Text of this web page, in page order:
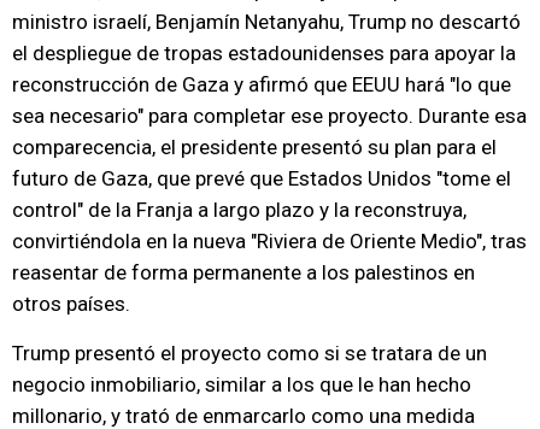
ministro israelí, Benjamín Netanyahu, Trump no descartó
el despliegue de tropas estadounidenses para apoyar la
reconstrucción de Gaza y afirmó que EEUU hará "lo que
sea necesario" para completar ese proyecto. Durante esa
comparecencia, el presidente presentó su plan para el
futuro de Gaza, que prevé que Estados Unidos "tome el
control" de la Franja a largo plazo y la reconstruya,
convirtiéndola en la nueva "Riviera de Oriente Medio", tras
reasentar de forma permanente a los palestinos en
otros países.
Trump presentó el proyecto como si se tratara de un
negocio inmobiliario, similar a los que le han hecho
millonario, y trató de enmarcarlo como una medida